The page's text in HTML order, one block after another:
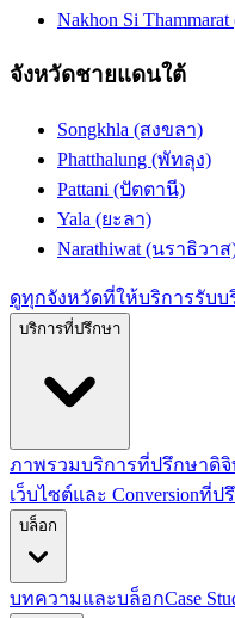
Nakhon Si
จังหวัดชายแดนใต้
Songkhla (สงขลา)
Phatthalung (พัทลุง)
Pattani (ปัตตานี)
Yala (ยะลา)
Narathiwat (นราธิวาส
ดูทุกจังหวัดที่ให้บริการรับบ
บริการที่ปรึกษา
ภาพรวมบริการที่ปรึกษาดิ
เว็บไซต์และ Conversionที่ป
บล็อก
บทความและบล็อกCase